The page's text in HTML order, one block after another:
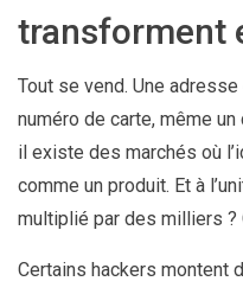
transforment
Tout se vend. Une
numéro de carte, même
il existe des marchés où
comme un produit. Et à
multiplié par des milliers ?
Certains hackers montent